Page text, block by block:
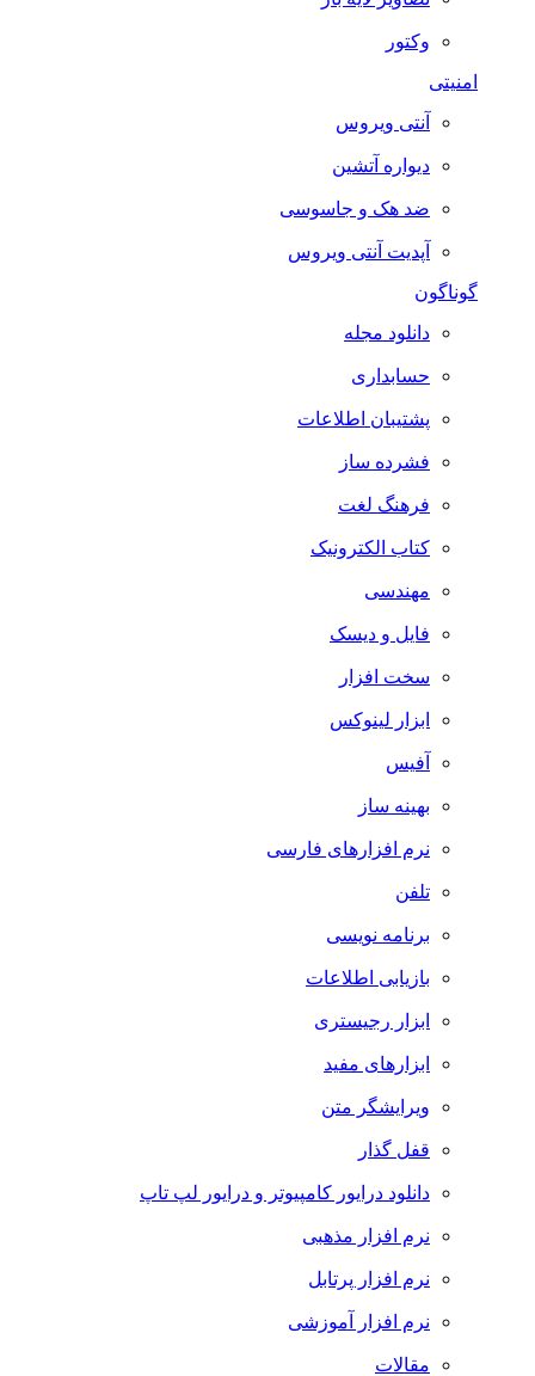
وکتور
امنیتی
آنتی ویروس
دیواره آتشین
ضد هک و جاسوسی
آپدیت آنتی ویروس
گوناگون
دانلود مجله
حسابداری
پشتیبان اطلاعات
فشرده ساز
فرهنگ لغت
کتاب الکترونیک
مهندسی
فایل و دیسک
سخت افزار
ابزار لینوکس
آفیس
بهینه ساز
نرم افزارهای فارسی
تلفن
برنامه نویسی
بازیابی اطلاعات
ابزار رجیستری
ابزارهای مفید
ویرایشگر متن
قفل گذار
دانلود درایور کامپیوتر و درایور لپ تاپ
نرم افزار مذهبی
نرم افزار پرتابل
نرم افزار آموزشی
مقالات